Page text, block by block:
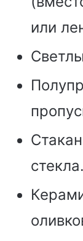
или
стекла.